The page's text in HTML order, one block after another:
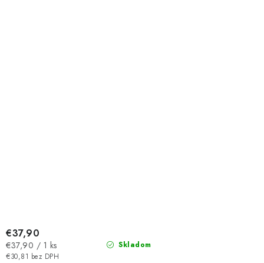
Skladom
€30,81 bez DPH
€37,90
Jednotková
cena:
€37,90 / 1 ks